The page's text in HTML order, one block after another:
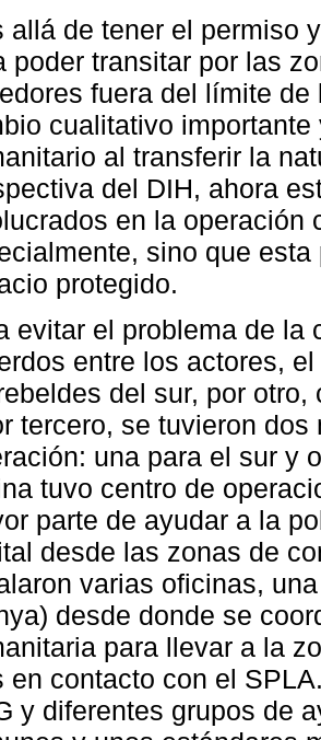
allá de tener el permiso
poder transitar por las
fuera del límite
cualitativo
al transferir la
del DIH, ahora
en la operación
sino que
protegido.
evitar el problema de
entre los actores,
del sur, por
tercero, se tuvieron
una para el sur y
tuvo centro de
parte de ayudar a la
desde las zonas de
varias oficinas,
desde donde se
para llevar a la
en contacto con el
y diferentes grupos de